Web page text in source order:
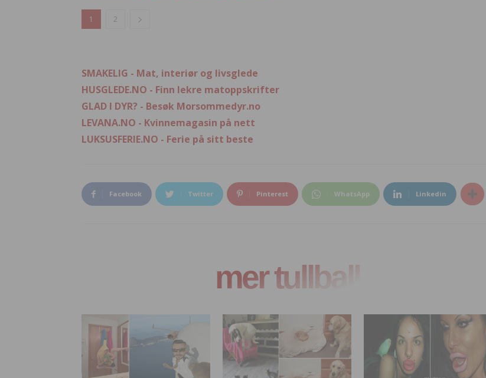
1 2
SMAKELIG - Mat, interiør og livsglede
HUSGLEDE.NO - Finn lekre matoppskrifter
GLAD I DYR? - Besøk Morsommedyr.no
LEVANA.NO - Kvinnemagasin på nett
LUKSUSFERIE.NO - Ferie på sitt beste
Facebook Twitter Pinterest WhatsApp Linkedin
mer tullball